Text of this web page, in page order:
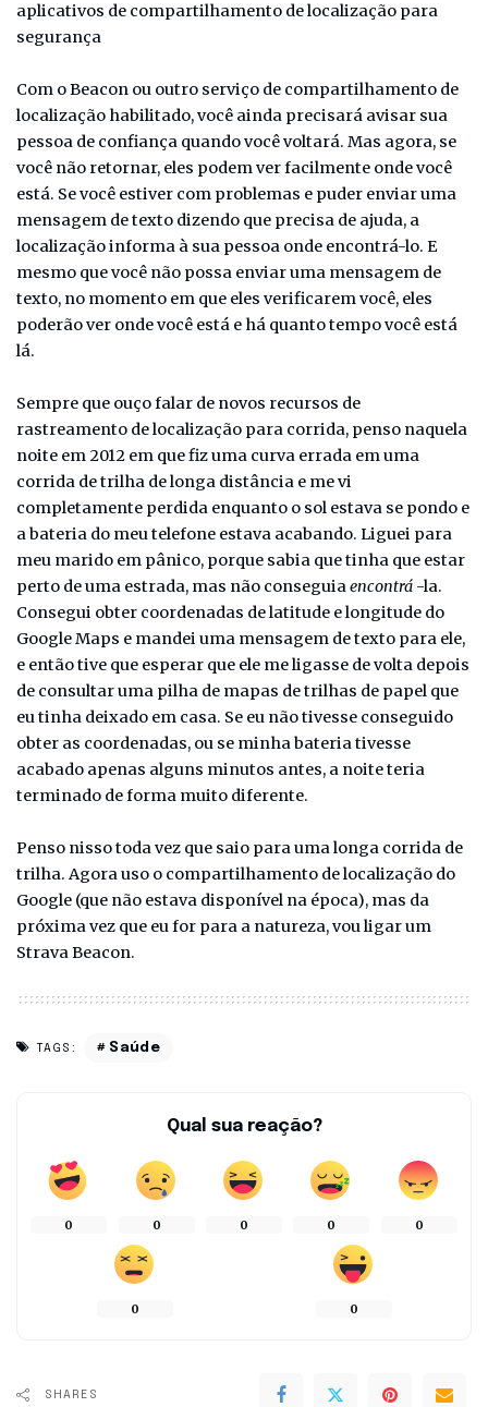
aplicativos de compartilhamento de localização para
segurança
Com o Beacon ou outro serviço de compartilhamento de
localização habilitado, você ainda precisará avisar sua
pessoa de confiança quando você voltará. Mas agora, se
você não retornar, eles podem ver facilmente onde você
está. Se você estiver com problemas e puder enviar uma
mensagem de texto dizendo que precisa de ajuda, a
localização informa à sua pessoa onde encontrá-lo. E
mesmo que você não possa enviar uma mensagem de
texto, no momento em que eles verificarem você, eles
poderão ver onde você está e há quanto tempo você está
lá.
Sempre que ouço falar de novos recursos de
rastreamento de localização para corrida, penso naquela
noite em 2012 em que fiz uma curva errada em uma
corrida de trilha de longa distância e me vi
completamente perdida enquanto o sol estava se pondo e
a bateria do meu telefone estava acabando. Liguei para
meu marido em pânico, porque sabia que tinha que estar
perto de uma estrada, mas não conseguiaencontrá -la.
Consegui obter coordenadas de latitude e longitude do
Google Maps e mandei uma mensagem de texto para ele,
e então tive que esperar que ele me ligasse de volta depois
de consultar uma pilha de mapas de trilhas de papel que
eu tinha deixado em casa. Se eu não tivesse conseguido
obter as coordenadas, ou se minha bateria tivesse
acabado apenas alguns minutos antes, a noite teria
terminado de forma muito diferente.
Penso nisso toda vez que saio para uma longa corrida de
trilha. Agora uso o compartilhamento de localização do
Google (que não estava disponível na época), mas da
próxima vez que eu for para a natureza, vou ligar um
Strava Beacon.
TAGS: Saúde
Qual sua reação?
0 0 0 0 0
0 0
SHARES